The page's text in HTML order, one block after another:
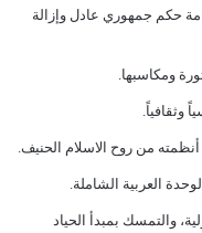
ﺣﻜﻢ ﺟﻤﻬﻮﺭﻱ ﻋﺎﺩﻝ ﻭﺇﺯﺍﻟﺔ
ﻭﻣﻜﺎﺳﺒﻬﺎ.
ﻭﺛﻘﺎﻓﻴﺎً.
ﻣﻦ ﺭﻭﺡ ﺍﻻﺳﻼﻡ ﺍﻟﺤﻨﻴﻒ.
ﺍﻟﻌﺮﺑﻴﺔ ﺍﻟﺸﺎﻣﻠﺔ.
ﻭﺍﻟﺘﻤﺴﻚ ﺑﻤﺒﺪﺃ ﺍﻟﺤﻴﺎﺩ